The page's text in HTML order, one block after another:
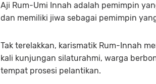
Aji Rum-Umi Innah adalah pemimpin
dan memiliki jiwa sebagai pemimpin
Tak terelakkan, karismatik Rum-Innah
kali kunjungan silaturahmi, warga
tempat prosesi pelantikan.